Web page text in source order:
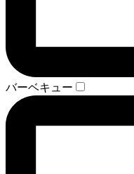
バーベキュー